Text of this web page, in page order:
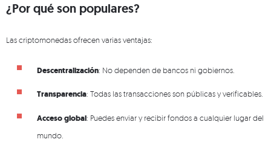
¿Por qué son populares?
Las criptomonedas ofrecen varias ventajas:
Descentralización: No dependen de bancos ni gobiernos.
Transparencia: Todas las transacciones son públicas y verificables.
Acceso global: Puedes enviar y recibir fondos a cualquier lugar del
mundo.